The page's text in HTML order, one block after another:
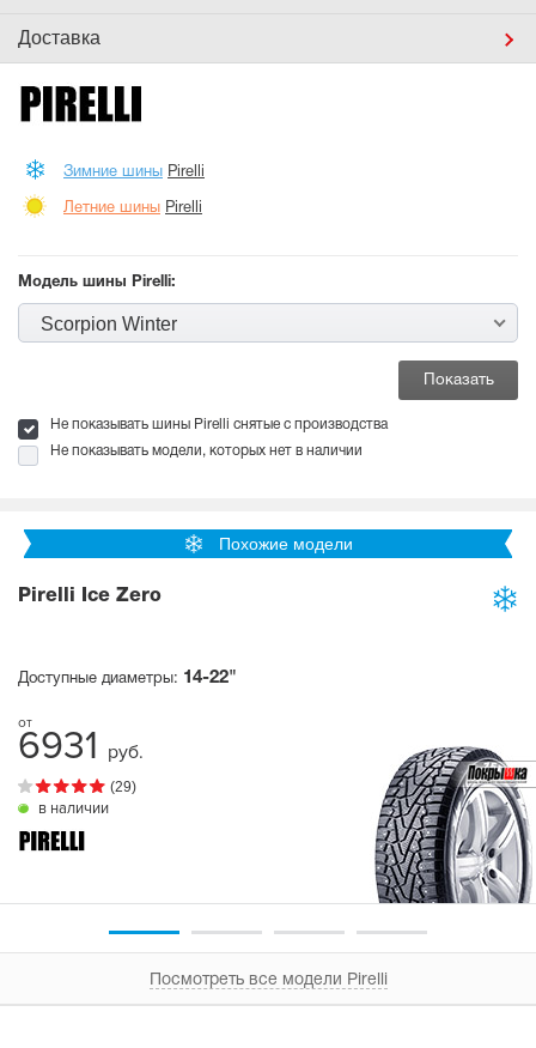
Доставка
Зимние шины Pirelli
Летние шины Pirelli
Модель шины Pirelli:
Scorpion Winter
Не показывать шины Pirelli снятые с производства
Не показывать модели, которых нет в наличии
Похожие модели
Pirelli Ice Zero
Доступные диаметры: 14-22"
6931 руб.
(29)
в наличии
Посмотреть все модели Pirelli